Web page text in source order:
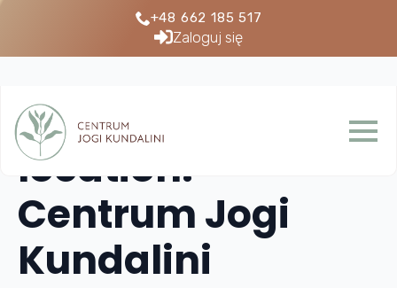
+48 662 185 517
Zaloguj się
location:
Centrum Jogi
Kundalini